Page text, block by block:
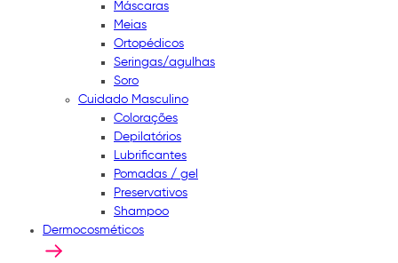
Máscaras
Meias
Ortopédicos
Seringas/agulhas
Soro
Cuidado Masculino
Colorações
Depilatórios
Lubrificantes
Pomadas / gel
Preservativos
Shampoo
Dermocosméticos